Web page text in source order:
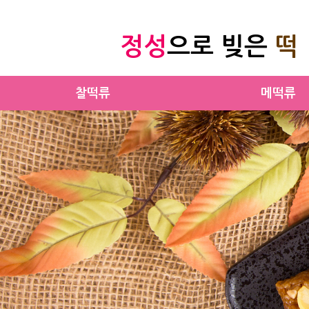
정성으로 빚은 떡
찰떡류 메떡류